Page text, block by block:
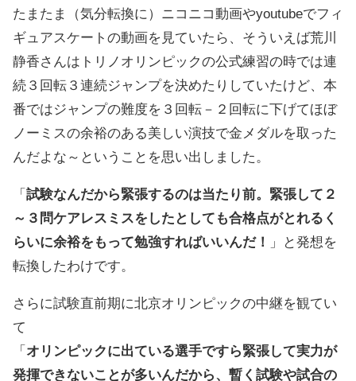
たまたま（気分転換に）ニコニコ動画やyoutubeでフィ
ギュアスケートの動画を見ていたら、そういえば荒川
静香さんはトリノオリンピックの公式練習の時では連
続３回転３連続ジャンプを決めたりしていたけど、本
番ではジャンプの難度を３回転－２回転に下げてほぼ
ノーミスの余裕のある美しい演技で金メダルを取った
んだよな～ということを思い出しました。
「 試験なんだから緊張するのは当たり前。緊張して２
～３問ケアレスミスをしたとしても合格点がとれるく
らいに余裕をもって勉強すればいいんだ！
」と発想を
転換したわけです。
さらに試験直前期に北京オリンピックの中継を観てい
て
「 オリンピックに出ている選手ですら緊張して実力が
発揮できないことが多いんだから、暫く試験や試合の